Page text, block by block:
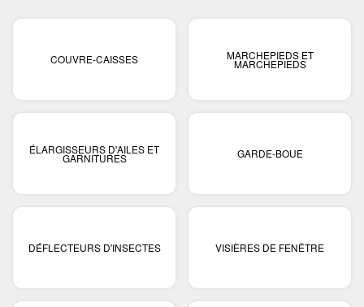
COUVRE-CAISSES MARCHEPIEDS ET
MARCHEPIEDS
ÉLARGISSEURS D'AILES ET
GARNITURES GARDE-BOUE
DÉFLECTEURS D'INSECTES VISIÈRES DE FENÊTRE